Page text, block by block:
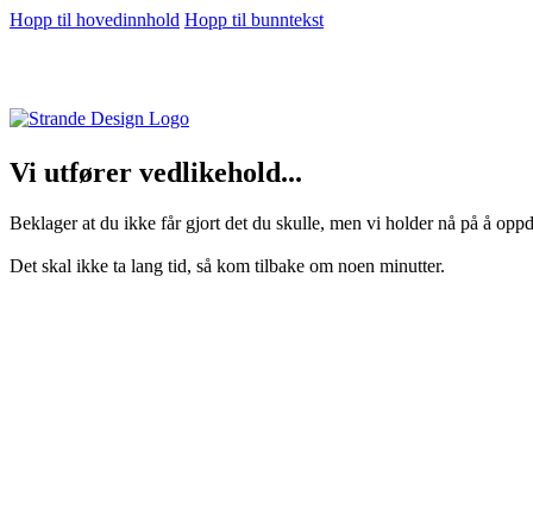
Hopp til hovedinnhold Hopp til bunntekst
Vi utfører vedlikehold...
Beklager at du ikke får gjort det du skulle, men vi holder nå på å
Det skal ikke ta lang tid, så kom tilbake om noen minutter.